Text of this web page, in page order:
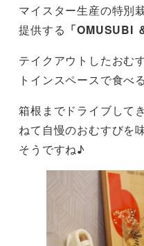
マイスター生産の特別
提供する 「OMUSUBI
テイクアウトしたおむ
トインスペースで食べ
箱根までドライブして
ねて自慢のおむすびを
そうですね♪